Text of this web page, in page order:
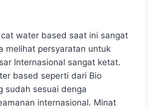
water based saat ini sangat
melihat persyaratan untuk
Internasional sangat ketat.
based seperti dari Bio
sudah sesuai denga
internasional. Minat